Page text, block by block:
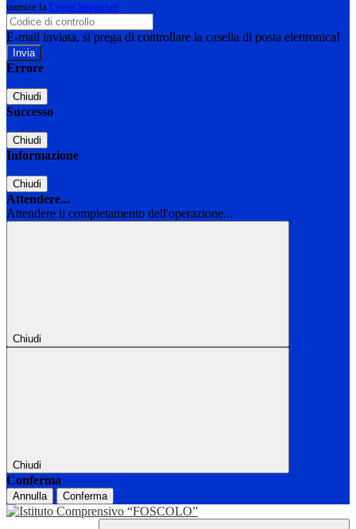
tramite la Login Spaggiari
E-mail inviata, si prega di controllare la casella di posta elettronica!
Errore
Chiudi
Successo
Chiudi
Informazione
Chiudi
Attendere...
Attendere il completamento dell'operazione...
Chiudi
Chiudi
Conferma
Annulla Conferma